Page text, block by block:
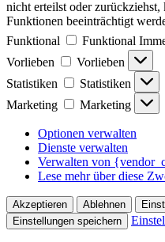
nicht erteilst oder
Funktionen beeinträchtigt
Funktional
Funktional
Vorlieben
Vorlieben
Statistiken
Statistiken
Marketing
Marketing
Optionen verwalten
Dienste verwalten
Verwalten von
Lese mehr über diese
Akzeptieren Ablehnen
Einstellungen speichern